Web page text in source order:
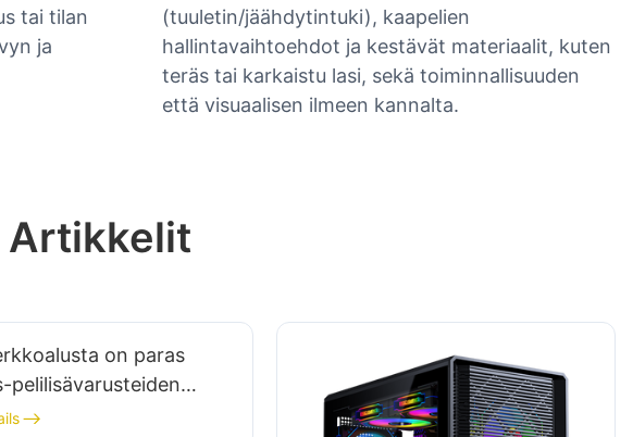
tai tilan
ja
(tuuletin/jäähdytintuki), kaapelien
hallintavaihtoehdot ja kestävät materiaalit, kuten
teräs tai karkaistu lasi, sekä toiminnallisuuden
että visuaalisen ilmeen kannalta.
Artikkelit
on paras
pelilisävarusteiden